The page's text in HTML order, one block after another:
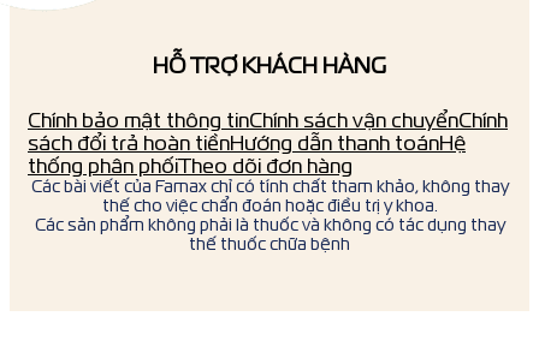
HỖ TRỢ KHÁCH HÀNG
Chính bảo mật thông tinChính sách vận chuyểnChính
sách đổi trả hoàn tiềnHướng dẫn thanh toánHệ
thống phân phốiTheo dõi đơn hàng
Các bài viết của Famax chỉ có tính chất tham khảo, không thay
thế cho việc chẩn đoán hoặc điều trị y khoa.
Các sản phẩm không phải là thuốc và không có tác dụng thay
thế thuốc chữa bệnh